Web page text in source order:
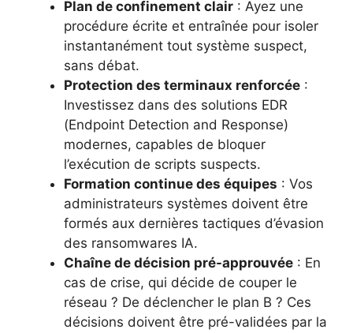
Plan de confinement clair : Ayez une
procédure écrite et entraînée pour isoler
instantanément tout système suspect,
sans débat.
Protection des terminaux renforcée :
Investissez dans des solutions EDR
(Endpoint Detection and Response)
modernes, capables de bloquer
l’exécution de scripts suspects.
Formation continue des équipes : Vos
administrateurs systèmes doivent être
formés aux dernières tactiques d’évasion
des ransomwares IA.
Chaîne de décision pré-approuvée : En
cas de crise, qui décide de couper le
réseau ? De déclencher le plan B ? Ces
décisions doivent être pré-validées par la